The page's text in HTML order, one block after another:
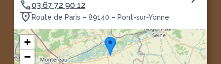
03 67 72 90 12
Route de Paris – 89140 – Pont-sur-Yonne
+
−